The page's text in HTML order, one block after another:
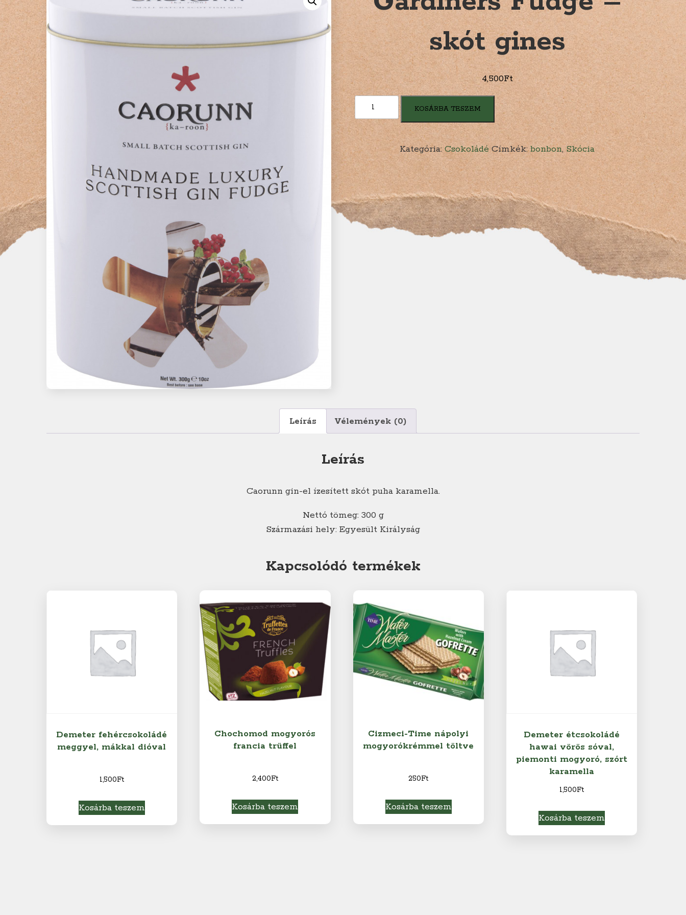
skót gines
4,500Ft
Gardiners
Fudge
-
skót
gines
mennyiség
KOSÁRBA TESZEM
Kategória:Csokoládé Címkék:bonbon,Skócia
Leírás Vélemények (0)
Leírás
Caorunn gin-el ízesített skót puha karamella.
Nettó tömeg: 300 g
Származási hely: Egyesült Királyság
Kapcsolódó termékek
Demeter fehércsokoládé
meggyel, mákkal dióval
1,500Ft
Kosárba teszem
Chochomod mogyorós
francia trüffel
2,400Ft
Kosárba teszem
Cizmeci-Time nápolyi
mogyorókrémmel töltve
250Ft
Kosárba teszem
Demeter étcsokoládé
hawai vörös sóval,
piemonti mogyoró, szórt
karamella
1,500Ft
Kosárba teszem